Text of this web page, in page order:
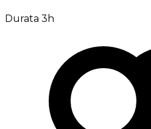
Durata 3h